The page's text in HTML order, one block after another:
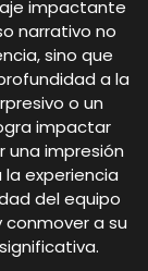
impactante
narrativo no
sino que
a la
o un
impactar
impresión
experiencia
del equipo
a su